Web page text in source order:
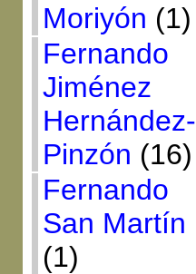
Moriyón (1)
Fernando
Jiménez
Hernández-
Pinzón (16)
Fernando
San Martín
(1)